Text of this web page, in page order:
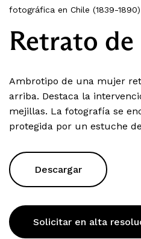
fotográfica en Chile (1839-1890)
Retrato
Ambrotipo de una mujer
arriba. Destaca la
mejillas. La fotografía se
protegida por un estuche
Descargar
Solicitar en alta